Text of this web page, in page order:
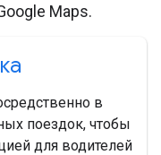
Maps.
в
поездок, чтобы
для водителей